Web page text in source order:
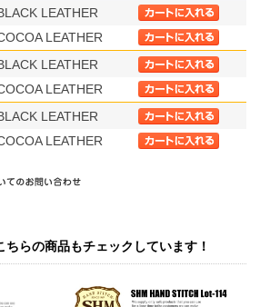
LEATHER
LEATHER
LEATHER
LEATHER
LEATHER
LEATHER
らの商品もチェックしています！